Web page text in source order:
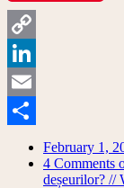
Copy
Link
LinkedIn
Email
February 1,
4 Comments
deșeurilor? //